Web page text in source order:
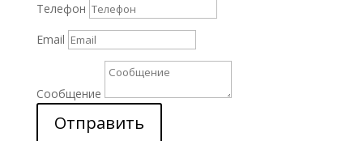
Телефон
Email
Сообщение
Отправить